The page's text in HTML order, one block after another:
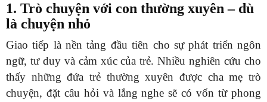
1. Trò chuyện với con thường xuyên – dù
là chuyện nhỏ
Giao tiếp là nền tảng đầu tiên cho sự phát triển ngôn
ngữ, tư duy và cảm xúc của trẻ. Nhiều nghiên cứu cho
thấy những đứa trẻ thường xuyên được cha mẹ trò
chuyện, đặt câu hỏi và lắng nghe sẽ có vốn từ phong